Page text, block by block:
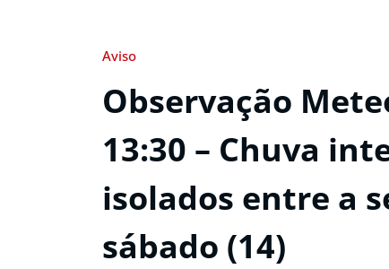
Aviso
Observação
13:30 – Chuva
isolados entre a
sábado (14)